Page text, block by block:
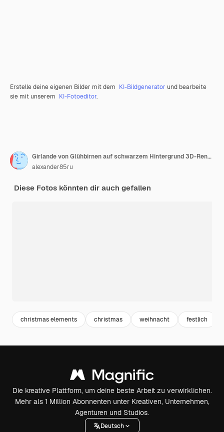
Erstelle deine eigenen Bilder mit dem KI-Bildgenerator und bearbeite
sie mit unserem KI-Fotoeditor.
Girlande von Glühbirnen auf schwarzem Hintergrund 3D-Rendering
alexander85ru
Diese Fotos könnten dir auch gefallen
christmas elements christmas weihnacht festlich
Die kreative Plattform, um deine beste Arbeit zu verwirklichen.
Mehr als 1 Million Abonnenten unter Kreativen, Unternehmen,
Agenturen und Studios.
Deutsch